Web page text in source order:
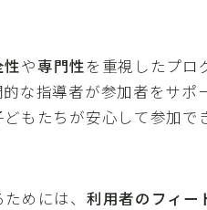
性や専門性を重視したプロ
な指導者が参加者をサポ
もたちが安心して参加で
めには、 利用者のフィー